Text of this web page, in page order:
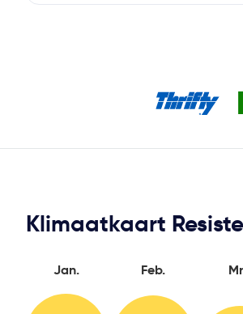
Klimaatkaart
Jan. Feb.